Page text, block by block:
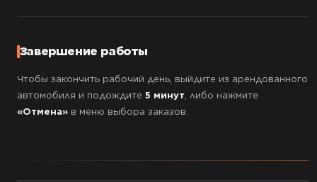
Завершение работы
Чтобы закончить рабочий день, выйдите из арендованного
автомобиля и подождите 5 минут , либо нажмите
«Отмена»в меню выбора заказов.